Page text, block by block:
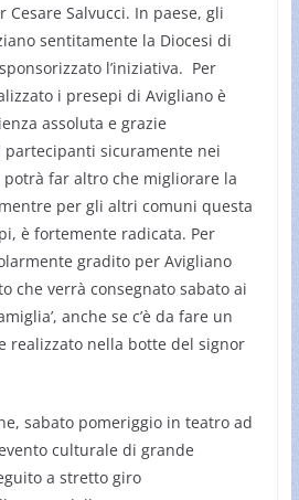
Salvucci. In paese, gli
sentitamente la Diocesi di
l’iniziativa. Per
i presepi di Avigliano è
assoluta e grazie
sicuramente nei
far altro che migliorare la
per gli altri comuni questa
è fortemente radicata. Per
gradito per Avigliano
che verrà consegnato sabato ai
anche se c’è da fare un
realizzato nella botte del signor
sabato pomeriggio in teatro ad
culturale di grande
a stretto giro